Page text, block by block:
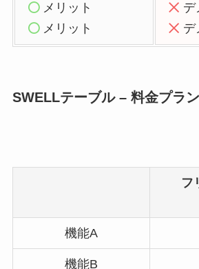
メリット
メリット
デ
デ
SWELLテーブル – 料金プラ
フ
機能A
機能B